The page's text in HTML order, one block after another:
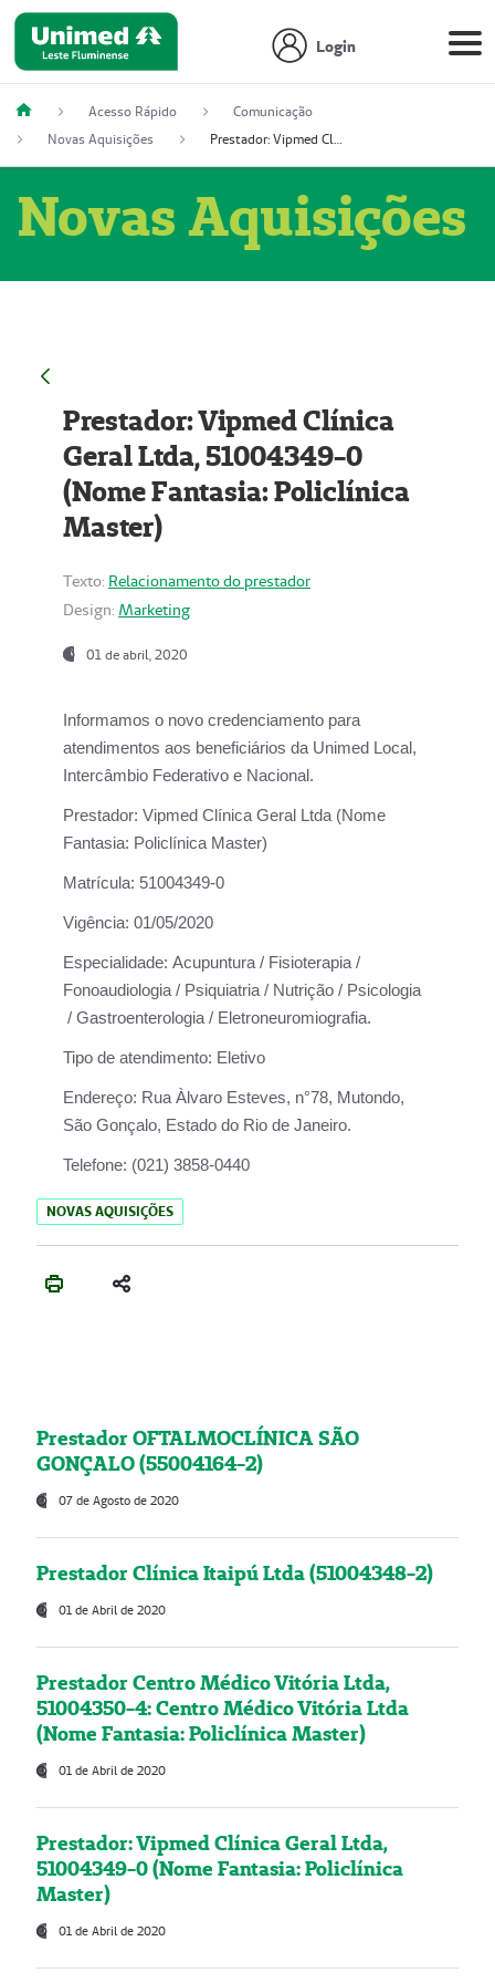
Login
Acesso Rápido
Comunicação
Novas Aquisições
Prestador: Vipmed Clínica Geral Ltda, 51004349-0 (Nome Fantasia: Policlínica Master)
Novas Aquisições
Prestador: Vipmed Clínica
Geral Ltda, 51004349-0
(Nome Fantasia: Policlínica
Master)
Texto: Relacionamento do prestador
Design: Marketing
01 de abril, 2020
Informamos o novo credenciamento para
atendimentos aos beneficiários da Unimed Local,
Intercâmbio Federativo e Nacional.
Prestador: Vipmed Clínica Geral Ltda (Nome
Fantasia: Policlínica Master)
Matrícula: 51004349-0
Vigência: 01/05/2020
Especialidade: Acupuntura / Fisioterapia /
Fonoaudiologia / Psiquiatria / Nutrição / Psicologia
/ Gastroenterologia / Eletroneuromiografia.
Tipo de atendimento: Eletivo
Endereço: Rua Àlvaro Esteves, n°78, Mutondo,
São Gonçalo, Estado do Rio de Janeiro.
Telefone: (021) 3858-0440
NOVAS AQUISIÇÕES
Prestador OFTALMOCLÍNICA SÃO
GONÇALO (55004164-2)
07 de Agosto de 2020
Prestador Clínica Itaipú Ltda (51004348-2)
01 de Abril de 2020
Prestador Centro Médico Vitória Ltda,
51004350-4: Centro Médico Vitória Ltda
(Nome Fantasia: Policlínica Master)
01 de Abril de 2020
Prestador: Vipmed Clínica Geral Ltda,
51004349-0 (Nome Fantasia: Policlínica
Master)
01 de Abril de 2020